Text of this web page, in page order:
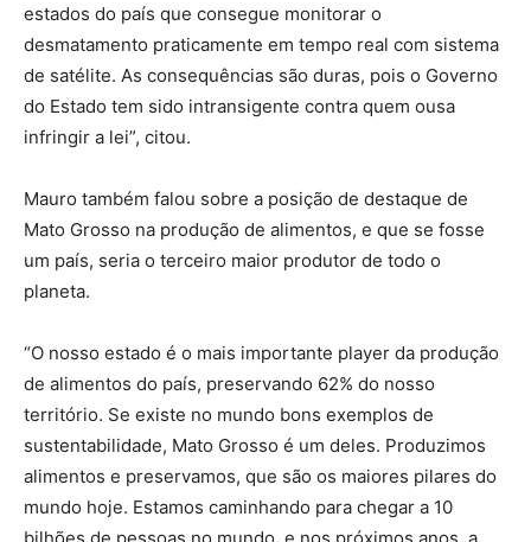
estados do país que consegue monitorar o
desmatamento praticamente em tempo real com sistema
de satélite. As consequências são duras, pois o Governo
do Estado tem sido intransigente contra quem ousa
infringir a lei”, citou.
Mauro também falou sobre a posição de destaque de
Mato Grosso na produção de alimentos, e que se fosse
um país, seria o terceiro maior produtor de todo o
planeta.
“O nosso estado é o mais importante player da produção
de alimentos do país, preservando 62% do nosso
território. Se existe no mundo bons exemplos de
sustentabilidade, Mato Grosso é um deles. Produzimos
alimentos e preservamos, que são os maiores pilares do
mundo hoje. Estamos caminhando para chegar a 10